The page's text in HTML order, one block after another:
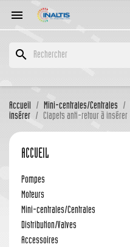

search
Accueil Mini-centrales/Centrales
insérer
Clapets anti-retour à insérer
ACCUEIL
Pompes
Moteurs
Mini-centrales/Centrales
Distribution/Valves
Accessoires